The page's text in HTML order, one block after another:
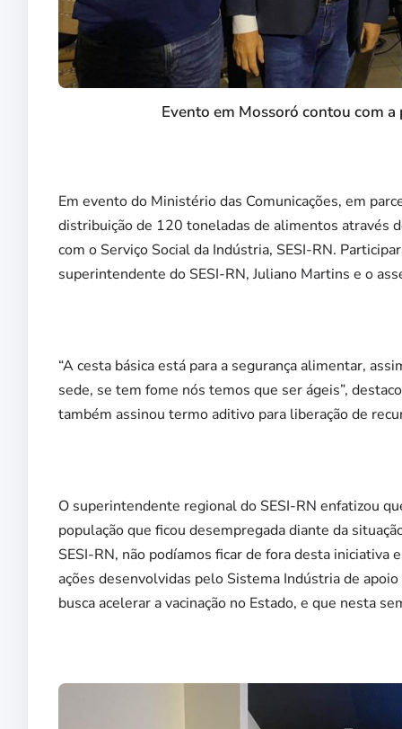
Evento em Mossoró contou com
Em evento do Ministério das Comunicações, em
distribuição de 120 toneladas de alimentos através
com o Serviço Social da Indústria, SESI-RN.
superintendente do SESI-RN, Juliano Martins e o
“A cesta básica está para a segurança alimentar,
sede, se tem fome nós temos que ser ágeis”,
também assinou termo aditivo para liberação de
O superintendente regional do SESI-RN enfatizou
população que ficou desempregada diante da
SESI-RN, não podíamos ficar de fora desta iniciativa
ações desenvolvidas pelo Sistema Indústria de
busca acelerar a vacinação no Estado, e que nesta